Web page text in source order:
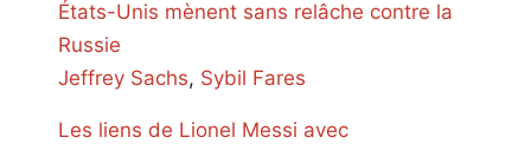
États-Unis mènent sans relâche contre la
Russie
Jeffrey Sachs, Sybil Fares
Les liens de Lionel Messi avec